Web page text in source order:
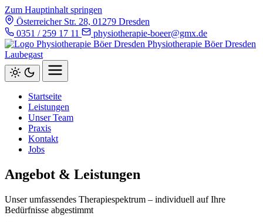
Zum Hauptinhalt springen
Österreicher Str. 28, 01279 Dresden
0351 / 259 17 11
physiotherapie-boeer@gmx.de
Physiotherapie Böer Dresden
Laubegast
Startseite
Leistungen
Unser Team
Praxis
Kontakt
Jobs
Angebot & Leistungen
Unser umfassendes Therapiespektrum – individuell auf Ihre
Bedürfnisse abgestimmt